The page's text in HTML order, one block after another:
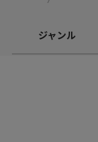
ジャンル